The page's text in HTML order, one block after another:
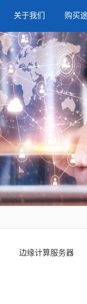
关于我们 购买
边缘计算服务器